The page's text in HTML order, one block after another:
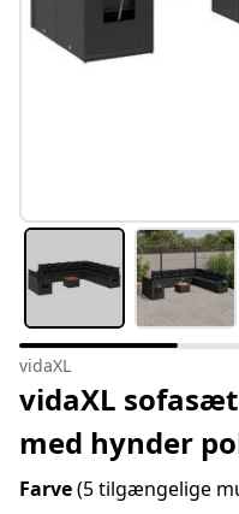
vidaXL
vidaXL
med hynder
Farve(5 tilgængelige